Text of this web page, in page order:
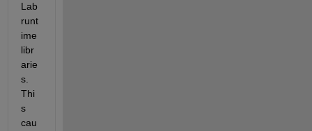
Lab
runt
ime
libr
arie
s.
Thi
s
cau